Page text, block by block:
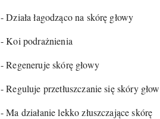
- Działa łagodząco na skórę głowy
- Koi podrażnienia
- Regeneruje skórę głowy
- Reguluje przetłuszczanie się skóry
- Ma działanie lekko złuszczające skórę